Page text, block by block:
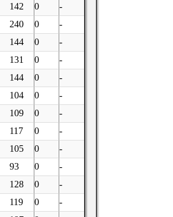
142 0 -
240 0 -
144 0 -
131 0 -
144 0 -
104 0 -
109 0 -
117 0 -
105 0 -
93 0 -
128 0 -
119 0 -